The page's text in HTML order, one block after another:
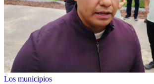
Los municipios